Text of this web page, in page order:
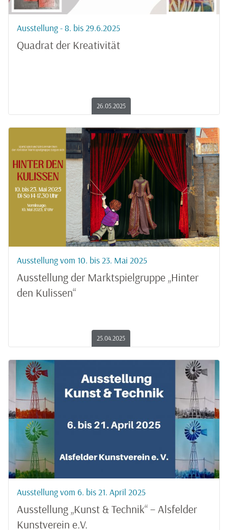
Ausstellung - 8. bis 29.6.2025
Quadrat der Kreativität
26.05.2025
Ausstellung vom 10. bis 23. Mai 2025
Ausstellung der Marktspielgruppe „Hinter
den Kulissen“
25.04.2025
Ausstellung vom 6. bis 21. April 2025
Ausstellung „Kunst & Technik“ – Alsfelder
Kunstverein e.V.